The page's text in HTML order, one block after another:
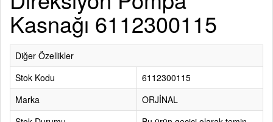
Kasnağı 6112300115
Diğer Özellikler
Stok Kodu
6112300115
Marka
ORJİNAL